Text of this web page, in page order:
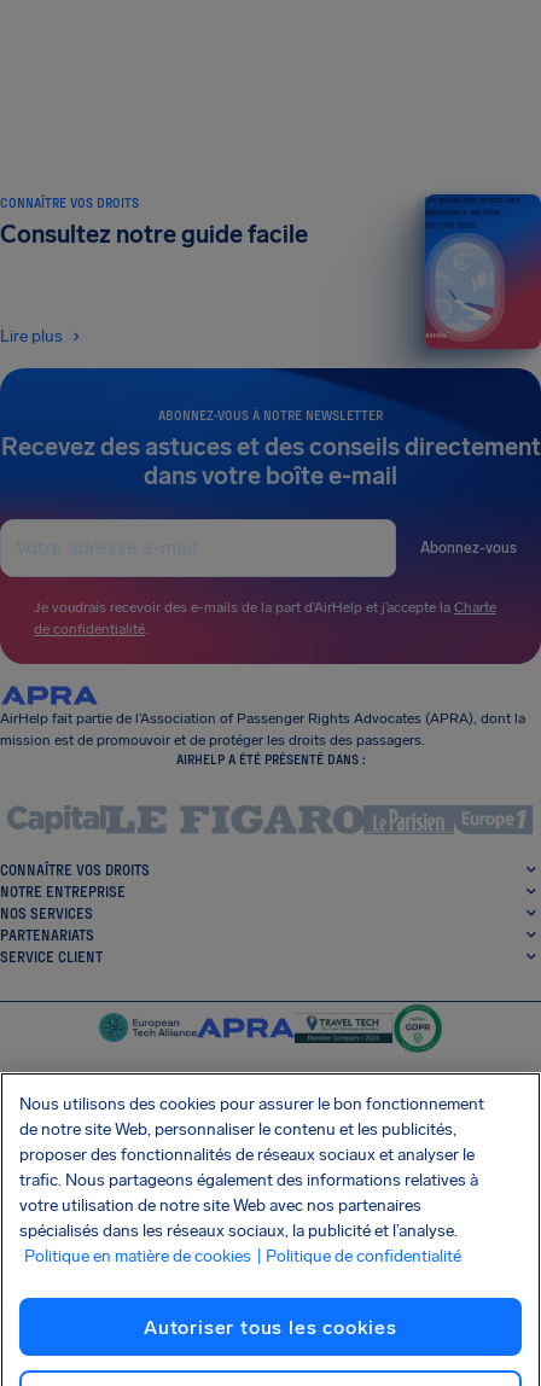
ABONNEZ-VOUS À NOTRE NEWSLETTER
Recevez des astuces et des conseils directement
dans votre boîte e-mail
Abonnez-vous
Je voudrais recevoir des e-mails de la part d’AirHelp et j’accepte la Charte
de confidentialité.
CONNAÎTRE VOS DROITS
Consultez notre guide facile
Lire plus
Un guide des droits des
passagers aériens
ÉDITION 2026
AirHelp fait partie de l’Association of Passenger Rights Advocates (APRA), dont la
mission est de promouvoir et de protéger les droits des passagers.
AIRHELP A ÉTÉ PRÉSENTÉ DANS :
CONNAÎTRE VOS DROITS
NOTRE ENTREPRISE
NOS SERVICES
PARTENARIATS
SERVICE CLIENT
SocialFacebook
SocialTwitter
SocialInstagram
SocialLinkedin
OBTENEZ NOTRE APPLI GRATUITE
Politique de confidentialité CookiesImprint
Attaque de la chaîne d'approvisionnement Shai-Hulud
Nous utilisons des cookies pour assurer le bon fonctionnement
de notre site Web, personnaliser le contenu et les publicités,
proposer des fonctionnalités de réseaux sociaux et analyser le
trafic. Nous partageons également des informations relatives à
votre utilisation de notre site Web avec nos partenaires
spécialisés dans les réseaux sociaux, la publicité et l’analyse.
Politique en matière de cookies
| Politique de confidentialité
Autoriser tous les cookies